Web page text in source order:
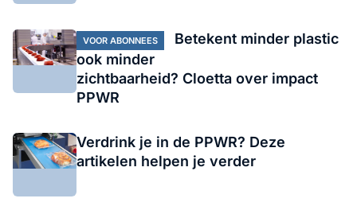
VOOR ABONNEES
Betekent minder plastic
ook minder
zichtbaarheid? Cloetta over impact
PPWR
Verdrink je in de PPWR? Deze
artikelen helpen je verder